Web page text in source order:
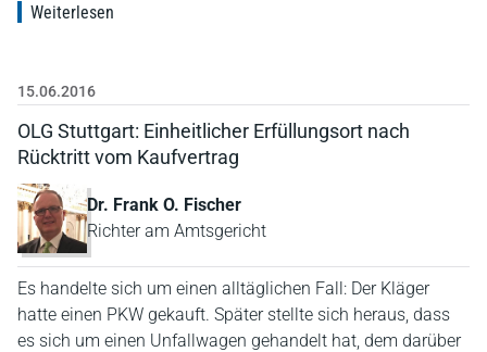
Weiterlesen
15.06.2016
OLG Stuttgart: Einheitlicher Erfüllungsort nach
Rücktritt vom Kaufvertrag
Dr. Frank O. Fischer
Richter am Amtsgericht
Es handelte sich um einen alltäglichen Fall: Der Kläger
hatte einen PKW gekauft. Später stellte sich heraus, dass
es sich um einen Unfallwagen gehandelt hat, dem darüber